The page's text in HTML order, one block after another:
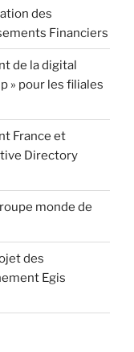
des
Financiers
de la digital
» pour les filiales
France et
Directory
monde de
des
Egis